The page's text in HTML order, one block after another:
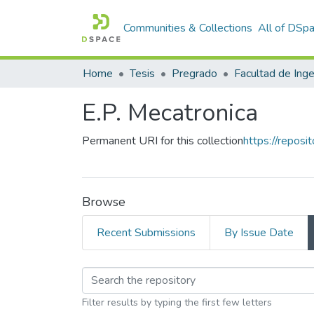
Communities & Collections All of
Home Tesis Pregrado
E.P. Mecatronica
Permanent URI for this collectionhttps://
Browse
Recent Submissions By Issue Date
Browsing E.P.
Filter results by typing the first few letters